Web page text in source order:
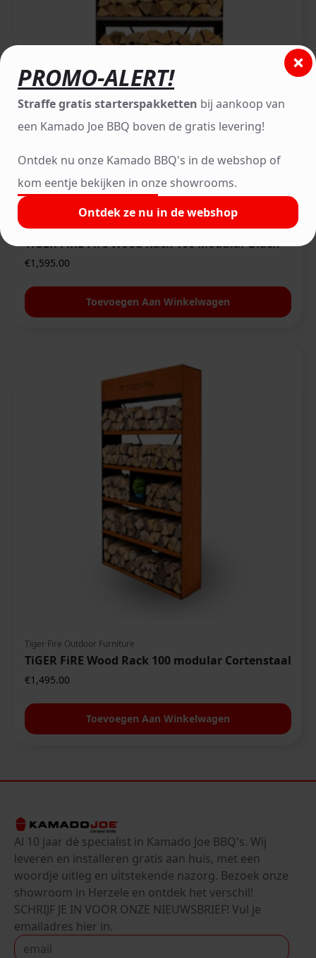
Tiger Fire Outdoor Furniture
TiGER FiRE Fire Wood Rack 100 Modular Black
€1,595.00
Toevoegen Aan Winkelwagen
Tiger Fire Outdoor Furniture
TiGER FiRE Wood Rack 100 modular Cortenstaal
€1,495.00
Toevoegen Aan Winkelwagen
Al 10 jaar dé specialist in Kamado Joe BBQ's. Wij
leveren en installeren gratis aan huis, met een
woordje uitleg en uitstekende nazorg. Bezoek onze
showroom in Herzele en ontdek het verschil!
SCHRIJF JE IN VOOR ONZE NIEUWSBRIEF! Vul je
emailadres hier in.
PROMO-ALERT!
Straffe gratis starterspakketten bij aankoop van
een Kamado Joe BBQ boven de gratis levering!
Ontdek nu onze Kamado BBQ's in de webshop of
kom eentje bekijken in onze showrooms.
Ontdek ze nu in de webshop